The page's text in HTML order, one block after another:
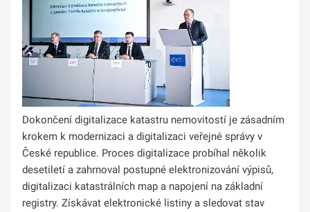
Dokončení digitalizace katastru nemovitostí je zásadním
krokem k modernizaci a digitalizaci veřejné správy v
České republice. Proces digitalizace probíhal několik
desetiletí a zahrnoval postupné elektronizování výpisů,
digitalizaci katastrálních map a napojení na základní
registry. Získávat elektronické listiny a sledovat stav